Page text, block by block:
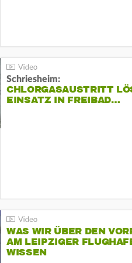
Schriesheim:
CHLORGASAUSTRITT
EINSATZ IN FREIBAD…
WAS WIR ÜBER DEN
AM LEIPZIGER
WISSEN